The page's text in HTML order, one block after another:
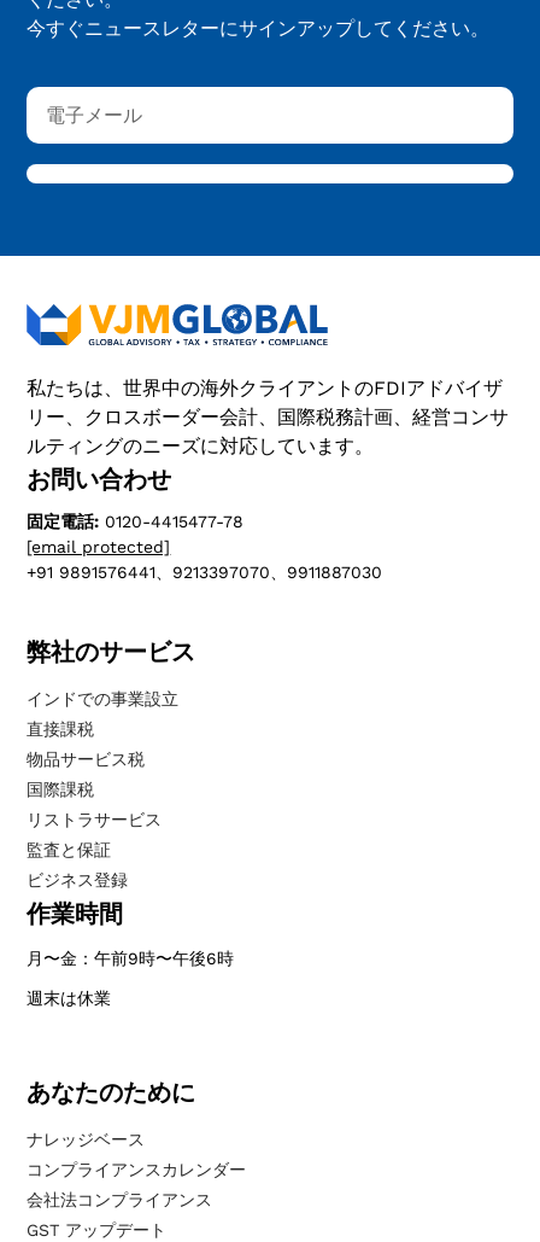
今すぐニュースレターにサインアップしてください。
私たちは、世界中の海外クライアントのFDIアドバイザ
リー、クロスボーダー会計、国際税務計画、経営コンサ
ルティングのニーズに対応しています。
お問い合わせ
固定電話: 0120-4415477-78
[email protected]
+91 9891576441、9213397070、9911887030
弊社のサービス
インドでの事業設立
直接課税
物品サービス税
国際課税
リストラサービス
監査と保証
ビジネス登録
作業時間
月〜金：午前9時〜午後6時
週末は休業
あなたのために
ナレッジベース
コンプライアンスカレンダー
会社法コンプライアンス
GST アップデート